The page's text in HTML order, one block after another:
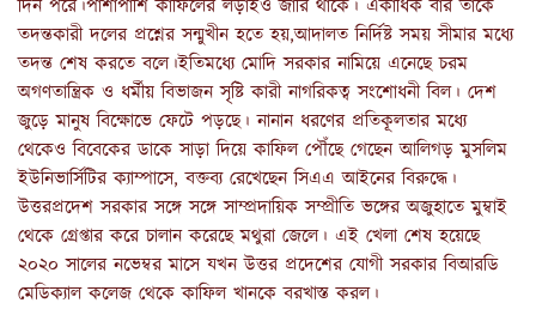
দিন পরে।পাশাপাশি কাফিলের লড়াইও জারি থাকে। একাধিক বার তাকে
তদন্তকারী দলের প্রশ্নের সন্মুখীন হতে হয়,আদালত নির্দিষ্ট সময় সীমার মধ্যে
তদন্ত শেষ করতে বলে।ইতিমধ্যে মোদি সরকার নামিয়ে এনেছে চরম
অগণতান্ত্রিক ও ধর্মীয় বিভাজন সৃষ্টি কারী নাগরিকত্ব সংশোধনী বিল। দেশ
জুড়ে মানুষ বিক্ষোভে ফেটে পড়ছে। নানান ধরণের প্রতিকূলতার মধ্যে
থেকেও বিবেকের ডাকে সাড়া দিয়ে কাফিল পৌঁছে গেছেন আলিগড় মুসলিম
ইউনিভার্সিটির ক্যাম্পাসে, বক্তব্য রেখেছেন সিএএ আইনের বিরুদ্ধে।
উত্তরপ্রদেশ সরকার সঙ্গে সঙ্গে সাম্প্রদায়িক সম্প্রীতি ভঙ্গের অজুহাতে মুম্বাই
থেকে গ্রেপ্তার করে চালান করেছে মথুরা জেলে। এই খেলা শেষ হয়েছে
২০২০ সালের নভেম্বর মাসে যখন উত্তর প্রদেশের যোগী সরকার বিআরডি
মেডিক্যাল কলেজ থেকে কাফিল খানকে বরখাস্ত করল।